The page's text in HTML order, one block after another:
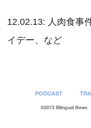
LINK
EMBED
12.02.13: 人肉食事
イデー、など
PODCAST
©2013 Bilingual News